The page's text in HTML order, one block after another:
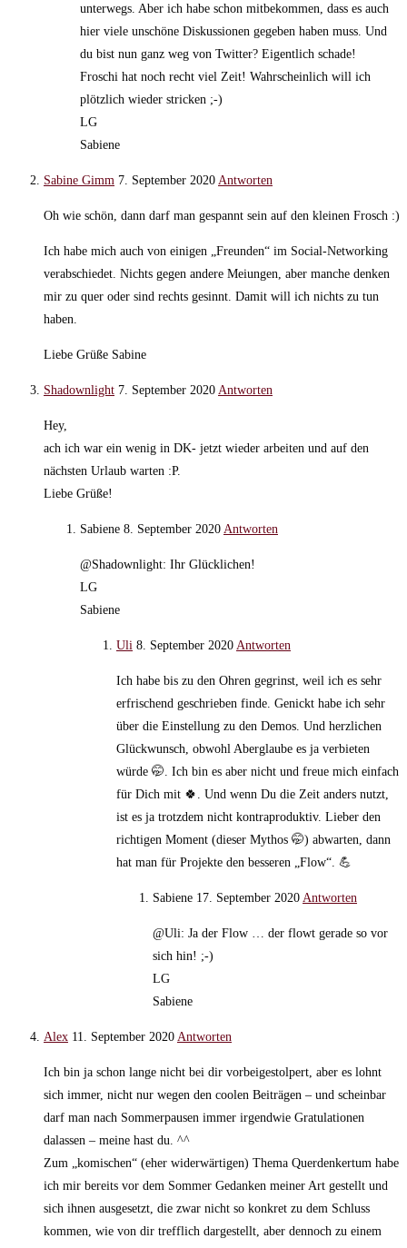
unterwegs. Aber ich habe schon mitbekommen, dass es auch
hier viele unschöne Diskussionen gegeben haben muss. Und
du bist nun ganz weg von Twitter? Eigentlich schade!
Froschi hat noch recht viel Zeit! Wahrscheinlich will ich
plötzlich wieder stricken ;-)
LG
Sabiene
Sabine Gimm 7. September 2020 Antworten
Oh wie schön, dann darf man gespannt sein auf den kleinen Frosch :)
Ich habe mich auch von einigen „Freunden“ im Social-Networking
verabschiedet. Nichts gegen andere Meiungen, aber manche denken
mir zu quer oder sind rechts gesinnt. Damit will ich nichts zu tun
haben.
Liebe Grüße Sabine
Shadownlight 7. September 2020 Antworten
Hey,
ach ich war ein wenig in DK- jetzt wieder arbeiten und auf den
nächsten Urlaub warten :P.
Liebe Grüße!
Sabiene 8. September 2020 Antworten
@Shadownlight: Ihr Glücklichen!
LG
Sabiene
Uli 8. September 2020 Antworten
Ich habe bis zu den Ohren gegrinst, weil ich es sehr
erfrischend geschrieben finde. Genickt habe ich sehr
über die Einstellung zu den Demos. Und herzlichen
Glückwunsch, obwohl Aberglaube es ja verbieten
würde 🤭. Ich bin es aber nicht und freue mich einfach
für Dich mit 🍀. Und wenn Du die Zeit anders nutzt,
ist es ja trotzdem nicht kontraproduktiv. Lieber den
richtigen Moment (dieser Mythos 🤭) abwarten, dann
hat man für Projekte den besseren „Flow“. 💪
Sabiene 17. September 2020 Antworten
@Uli: Ja der Flow … der flowt gerade so vor
sich hin! ;-)
LG
Sabiene
Alex 11. September 2020 Antworten
Ich bin ja schon lange nicht bei dir vorbeigestolpert, aber es lohnt
sich immer, nicht nur wegen den coolen Beiträgen – und scheinbar
darf man nach Sommerpausen immer irgendwie Gratulationen
dalassen – meine hast du. ^^
Zum „komischen“ (eher widerwärtigen) Thema Querdenkertum habe
ich mir bereits vor dem Sommer Gedanken meiner Art gestellt und
sich ihnen ausgesetzt, die zwar nicht so konkret zu dem Schluss
kommen, wie von dir trefflich dargestellt, aber dennoch zu einem